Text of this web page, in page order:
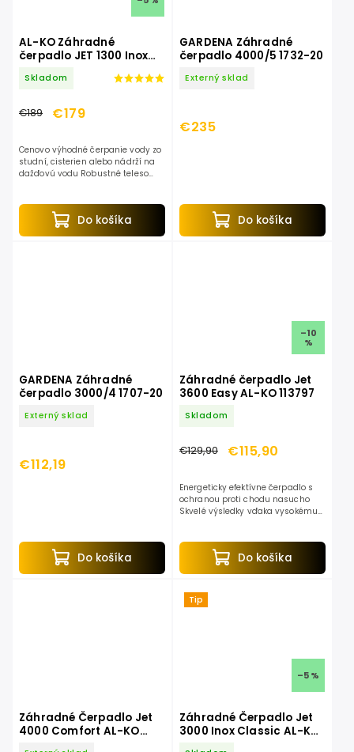
AL-KO Záhradné
čerpadlo JET 1300 Inox
Skladom
€189 €179
Do košíka
Cenovo výhodné čerpanie vody zo
studní, cisterien alebo nádrží na
dažďovú vodu Robustné teleso
nehrdzavejúcej ušľachtilej...
GARDENA Záhradné
čerpadlo 4000/5 1732-20
Externý sklad
€235
Do košíka
GARDENA Záhradné
čerpadlo 3000/4 1707-20
Externý sklad
€112,19
Do košíka
–10
%
Záhradné čerpadlo Jet
3600 Easy AL-KO 113797
Skladom
€129,90 €115,90
Do košíka
Energeticky efektívne čerpadlo s
ochranou proti chodu nasucho
Skvelé výsledky vďaka vysokému
Záhradné Čerpadlo Jet
4000 Comfort AL-KO
Tip
–5 %
Záhradné Čerpadlo Jet
3000 Inox Classic AL-KO